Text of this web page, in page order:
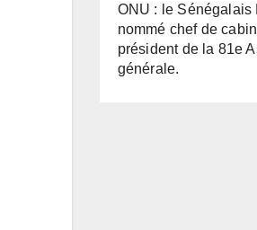
ONU : le
nommé chef de
président de la 81e
générale.